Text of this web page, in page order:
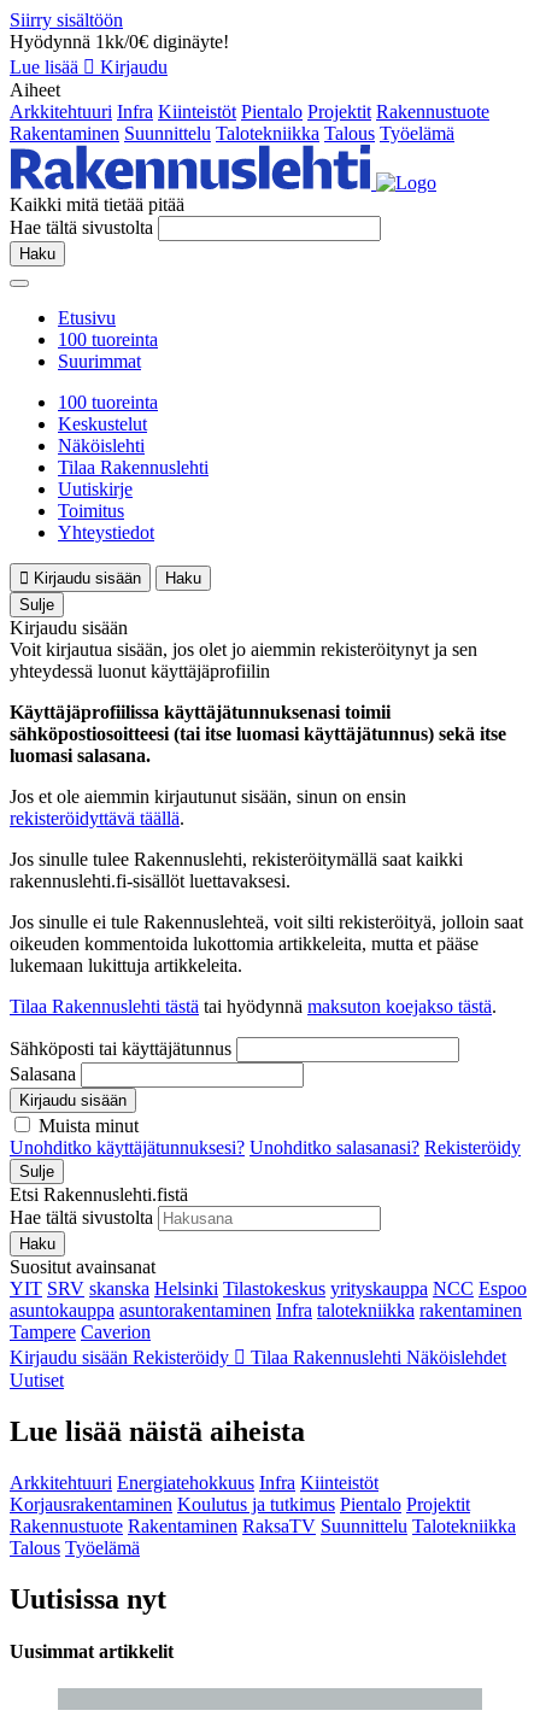
Siirry sisältöön
Hyödynnä 1kk/0€ diginäyte!
Lue lisää
Kirjaudu
Aiheet
Arkkitehtuuri Infra Kiinteistöt Pientalo Projektit Rakennustuote
Rakentaminen Suunnittelu Talotekniikka Talous Työelämä
Kaikki mitä tietää pitää
Hae tältä sivustolta
Haku
Etusivu
100 tuoreinta
Suurimmat
100 tuoreinta
Keskustelut
Näköislehti
Tilaa Rakennuslehti
Uutiskirje
Toimitus
Yhteystiedot
Kirjaudu sisään
Haku
Sulje
Kirjaudu sisään
Voit kirjautua sisään, jos olet jo aiemmin rekisteröitynyt ja sen
yhteydessä luonut käyttäjäprofiilin
Käyttäjäprofiilissa käyttäjätunnuksenasi toimii
sähköpostiosoitteesi (tai itse luomasi käyttäjätunnus) sekä itse
luomasi salasana.
Jos et ole aiemmin kirjautunut sisään, sinun on ensin
rekisteröidyttävä täällä.
Jos sinulle tulee Rakennuslehti, rekisteröitymällä saat kaikki
rakennuslehti.fi-sisällöt luettavaksesi.
Jos sinulle ei tule Rakennuslehteä, voit silti rekisteröityä, jolloin saat
oikeuden kommentoida lukottomia artikkeleita, mutta et pääse
lukemaan lukittuja artikkeleita.
Tilaa Rakennuslehti tästä tai hyödynnä maksuton koejakso tästä.
Sähköposti tai käyttäjätunnus
Salasana
Kirjaudu sisään
Muista minut
Unohditko käyttäjätunnuksesi? Unohditko salasanasi? Rekisteröidy
Sulje
Etsi Rakennuslehti.fistä
Hae tältä sivustolta
Haku
Suositut avainsanat
YIT SRV skanska Helsinki Tilastokeskus yrityskauppa NCC Espoo
asuntokauppa asuntorakentaminen Infra talotekniikka rakentaminen
Tampere Caverion
Kirjaudu sisään Rekisteröidy Tilaa Rakennuslehti Näköislehdet
Uutiset
Lue lisää näistä aiheista
Arkkitehtuuri Energiatehokkuus Infra Kiinteistöt
Korjausrakentaminen Koulutus ja tutkimus Pientalo Projektit
Rakennustuote Rakentaminen RaksaTV Suunnittelu Talotekniikka
Talous Työelämä
Uutisissa nyt
Uusimmat artikkelit